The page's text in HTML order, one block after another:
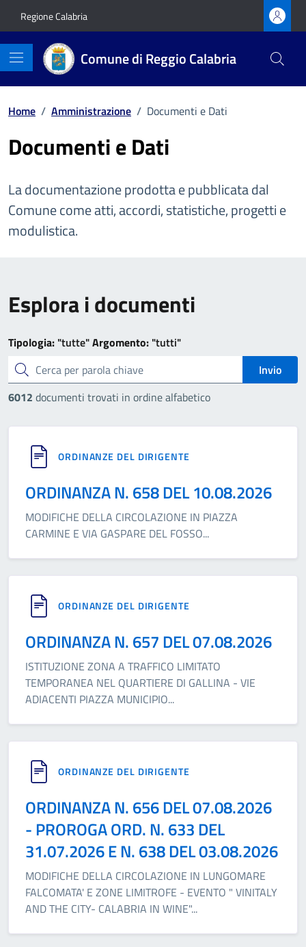
Regione Calabria
Comune di Reggio Calabria
Home / Amministrazione / Documenti e Dati
Documenti e Dati
La documentazione prodotta e pubblicata dal
Comune come atti, accordi, statistiche, progetti e
modulistica.
Esplora i documenti
Tipologia: "tutte"Argomento: "tutti"
cerca
Invio
6012 documenti trovati in ordine alfabetico
ORDINANZE DEL DIRIGENTE
ORDINANZA N. 658 DEL 10.08.2026
MODIFICHE DELLA CIRCOLAZIONE IN PIAZZA
CARMINE E VIA GASPARE DEL FOSSO...
ORDINANZE DEL DIRIGENTE
ORDINANZA N. 657 DEL 07.08.2026
ISTITUZIONE ZONA A TRAFFICO LIMITATO
TEMPORANEA NEL QUARTIERE DI GALLINA - VIE
ADIACENTI PIAZZA MUNICIPIO...
ORDINANZE DEL DIRIGENTE
ORDINANZA N. 656 DEL 07.08.2026
- PROROGA ORD. N. 633 DEL
31.07.2026 E N. 638 DEL 03.08.2026
MODIFICHE DELLA CIRCOLAZIONE IN LUNGOMARE
FALCOMATA' E ZONE LIMITROFE - EVENTO " VINITALY
AND THE CITY- CALABRIA IN WINE"...